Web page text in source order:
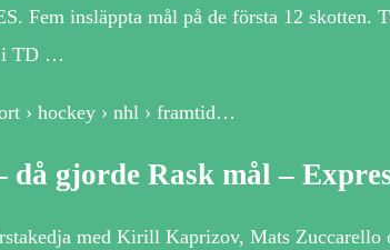
Fem insläppta mål på de första 12 skotten.
i TD …
› hockey › nhl › framtid…
då gjorde Rask mål –
med Kirill Kaprizov, Mats Zuccarello